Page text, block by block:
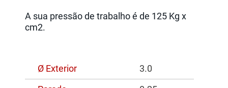
A sua pressão de trabalho é de 125 Kg x
cm2.
Ø Exterior
3.0